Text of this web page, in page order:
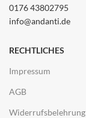
0176 43802795
info@andanti.de
RECHTLICHES
Impressum
AGB
Widerrufsbelehrung